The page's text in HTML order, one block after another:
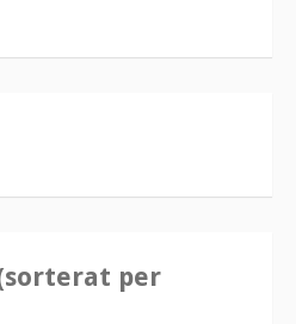
per